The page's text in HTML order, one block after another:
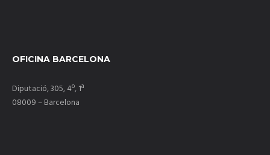
OFICINA BARCELONA
Diputació, 305, 4º, 1ª
08009 – Barcelona